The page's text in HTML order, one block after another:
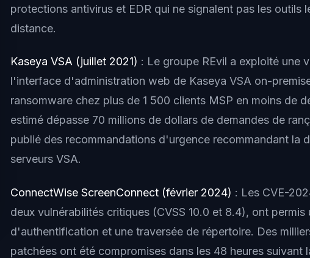
protections antivirus et EDR qui ne signalent pas les outils
distance.
Kaseya VSA (juillet 2021) : Le groupe REvil a exploité une
l'interface d'administration web de Kaseya VSA on-
ransomware chez plus de 1 500 clients MSP en moins de
estimé dépasse 70 millions de dollars de demandes de
publié des recommandations d'urgence recommandant la
serveurs VSA.
ConnectWise ScreenConnect (février 2024) : Les CVE-
deux vulnérabilités critiques (CVSS 10.0 et 8.4), ont permis
d'authentification et une traversée de répertoire. Des
patchées ont été compromises dans les 48 heures suivant